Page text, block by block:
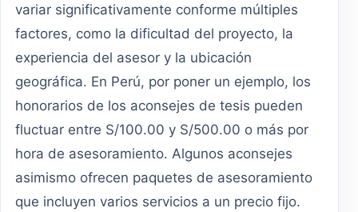
variar significativamente conforme múltiples
factores, como la dificultad del proyecto, la
experiencia del asesor y la ubicación
geográfica. En Perú, por poner un ejemplo, los
honorarios de los aconsejes de tesis pueden
fluctuar entre S/100.00 y S/500.00 o más por
hora de asesoramiento. Algunos aconsejes
asimismo ofrecen paquetes de asesoramiento
que incluyen varios servicios a un precio fijo.